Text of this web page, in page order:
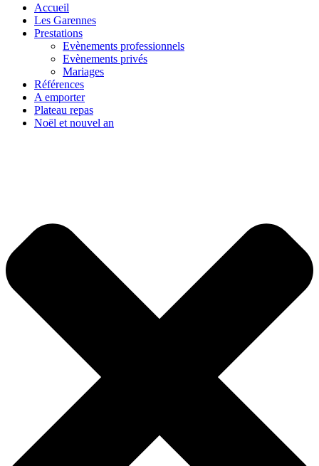
Accueil
Les Garennes
Prestations
Evènements professionnels
Evènements privés
Mariages
Références
A emporter
Plateau repas
Noël et nouvel an